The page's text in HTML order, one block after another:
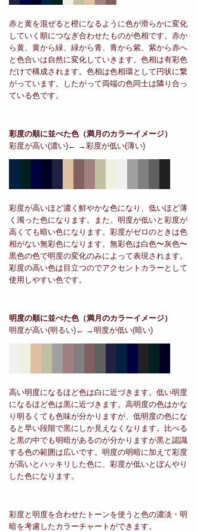
赤と黄を混ぜると橙になるように色が滑らかに変化
していく順につなぎ合わせたものが色相です。赤か
ら黄、黄から緑、緑から青、青から紫、紫から赤へ
と色合いは自然に変化していきます。色相は有彩色
だけで構成されます。色相は色相環として円状に繋
がっています。したがって両端の色同士は隣り合っ
ている色です。
彩度の順に並べた色（満月のカラーイメージ）
彩度が高い(濃い)← →彩度が低い(薄い)
彩度が高いほど濃く鮮やかな色になり、低いほど薄
く濁った色になります。また、明度が低いと彩度が
高くても暗い色になります。彩度がゼロのときは色
相がない無彩色になります。無彩色は白色〜灰色〜
黒色の色で明度の変化のみによって表現されます。
彩度の高い色は目立つのでアクセントカラーとして
使用しやすい色です。
明度の順に並べた色（満月のカラーイメージ）
明度が高い(明るい)← →明度が低い(暗い)
高い明度になるほど色は白に近づきます。低い明度
になるほど色は黒に近づきます。高明度の色はかな
り明るくても色味が分かりますが、低明度の色にな
ると早い段階で黒にしか見えなくなります。比べる
と黒の中でも明暗があるのが分かりますが黒と認識
する色の範囲は広いです。明度の明暗に加えて彩度
が高いとハッキリした色に、彩度が低いとぼんやり
した色になります。
彩度と明度を合わせたトーンを使うと色の濃淡・明
暗を考慮したカラーチャートができます。